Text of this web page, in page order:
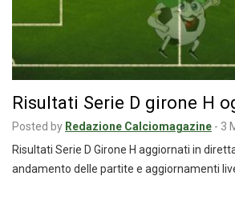
Risultati Serie D girone H
Posted by Redazione Calciomagazine - 3
Risultati Serie D Girone H aggiornati in
andamento delle partite e aggiornamenti